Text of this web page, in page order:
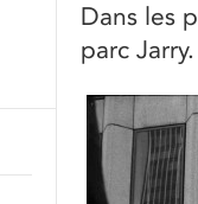
Dans les
parc Jarry.